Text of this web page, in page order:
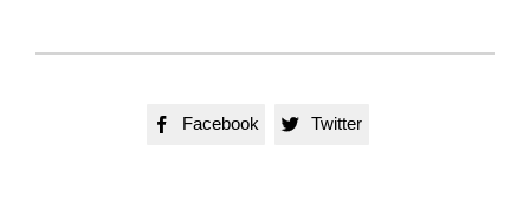
 Facebook  Twitter